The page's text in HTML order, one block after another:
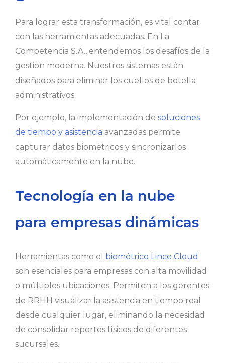
Para lograr esta transformación, es vital contar
con las herramientas adecuadas. En La
Competencia S.A., entendemos los desafíos de la
gestión moderna. Nuestros sistemas están
diseñados para eliminar los cuellos de botella
administrativos.
Por ejemplo, la implementación de soluciones
de tiempo y asistencia avanzadas permite
capturar datos biométricos y sincronizarlos
automáticamente en la nube.
Tecnología en la nube
para empresas dinámicas
Herramientas como el biométrico Lince Cloud
son esenciales para empresas con alta movilidad
o múltiples ubicaciones. Permiten a los gerentes
de RRHH visualizar la asistencia en tiempo real
desde cualquier lugar, eliminando la necesidad
de consolidar reportes físicos de diferentes
sucursales.